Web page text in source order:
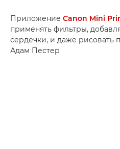
Приложение Canon Mini
применять фильтры,
сердечки, и даже рисовать
Адам Пестер